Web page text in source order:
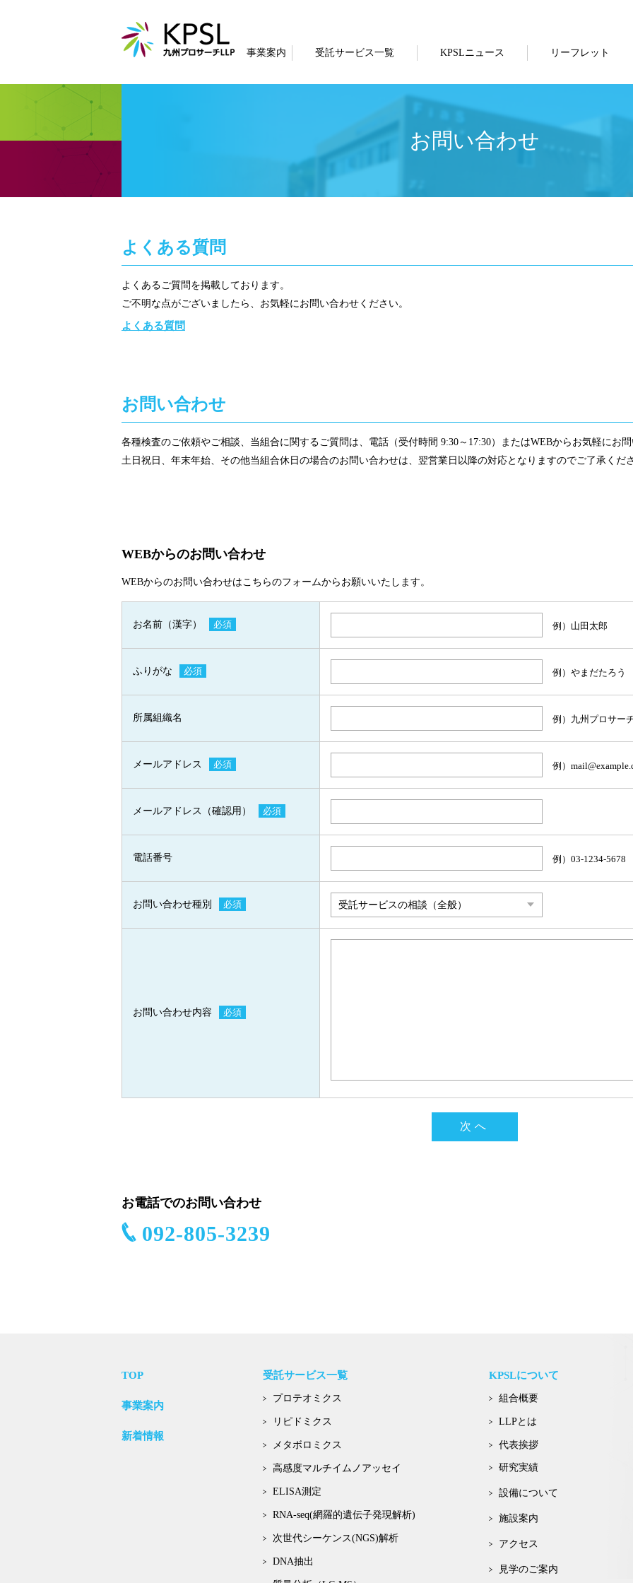
事業案内 受託サービス一覧 KPSLニュース リーフレット
お問い合わせ
よくある質問
よくあるご質問を掲載しております。
ご不明な点がございましたら、お気軽にお問い合わせください。
よくある質問
お問い合わせ
各種検査のご依頼やご相談、当組合に関するご質問は、電話（受付時間 9:30～17:30）またはWEBからお気軽にお問
土日祝日、年末年始、その他当組合休日の場合のお問い合わせは、翌営業日以降の対応となりますのでご了承くださ
WEBからのお問い合わせ
WEBからのお問い合わせはこちらのフォームからお願いいたします。
お名前（漢字） 必須 例）山田太郎
ふりがな 必須 例）やまだたろう
所属組織名 例）九州プロサー
メールアドレス 必須 例）
メールアドレス（確認用） 必須
電話番号 例）03-1234-5678
お問い合わせ種別 必須
お問い合わせ内容 必須
お電話でのお問い合わせ
092-805-3239
TOP
事業案内
新着情報
受託サービス一覧
プロテオミクス
リピドミクス
メタボロミクス
高感度マルチイムノアッセイ
ELISA測定
RNA-seq(網羅的遺伝子発現解析)
次世代シーケンス(NGS)解析
DNA抽出
KPSLについて
組合概要
LLPとは
代表挨拶
研究実績
設備について
施設案内
アクセス
見学のご案内